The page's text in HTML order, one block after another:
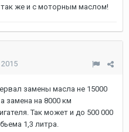
же и с моторным маслом!
замены масла не 15000
замена на 8000 км
Так может и до 500 000
1,3 литра.